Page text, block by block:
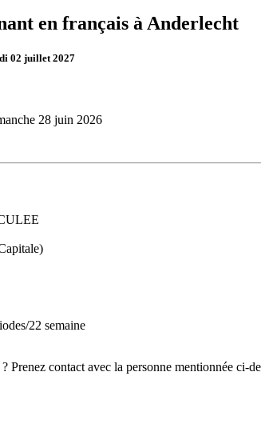
en français à Anderlecht
02 juillet 2027
28 juin 2026
22 semaine
Prenez contact avec la personne mentionnée ci-